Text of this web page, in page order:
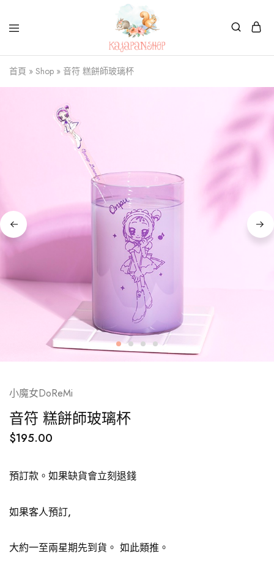
Kajapanshop
日
韓
百
首頁 » Shop » 音符 糕餅師玻璃杯
小魔女DoReMi
音符 糕餅師玻璃杯
$195.00
預訂款。如果缺貨會立刻退錢
如果客人預訂,
大約一至兩星期先到貨。 如此類推。